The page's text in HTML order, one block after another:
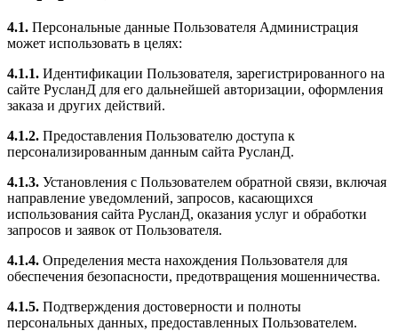
4.1. Персональные данные Пользователя Администрация
может использовать в целях:
4.1.1. Идентификации Пользователя, зарегистрированного на
сайте РусланД для его дальнейшей авторизации, оформления
заказа и других действий.
4.1.2. Предоставления Пользователю доступа к
персонализированным данным сайта РусланД.
4.1.3. Установления с Пользователем обратной связи, включая
направление уведомлений, запросов, касающихся
использования сайта РусланД, оказания услуг и обработки
запросов и заявок от Пользователя.
4.1.4. Определения места нахождения Пользователя для
обеспечения безопасности, предотвращения мошенничества.
4.1.5. Подтверждения достоверности и полноты
персональных данных, предоставленных Пользователем.